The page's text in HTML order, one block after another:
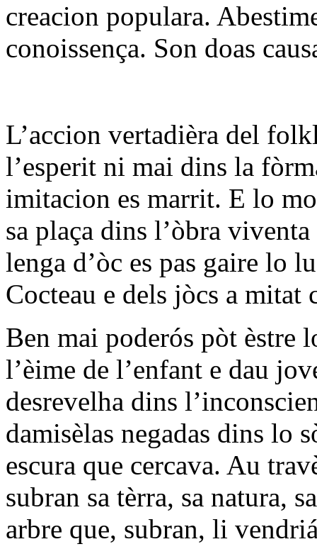
creacion populara.
conoissença. Son doas
L’accion vertadièra del
l’esperit ni mai dins la
imitacion es marrit. E lo
sa plaça dins l’òbra
lenga d’òc es pas gaire lo
Cocteau e dels jòcs a mitat
Ben mai poderós pòt èstre
l’èime de l’enfant e dau
desrevelha dins
damisèlas negadas dins lo
escura que cercava. Au
subran sa tèrra, sa natura,
arbre que, subran, li